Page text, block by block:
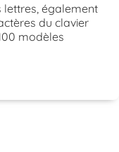
lettres, également
du clavier
modèles